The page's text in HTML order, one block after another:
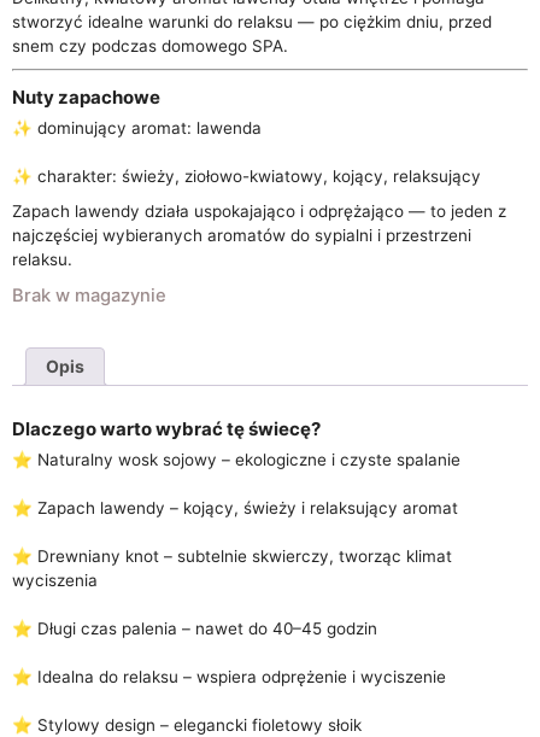
stworzyć idealne warunki do relaksu — po ciężkim dniu, przed
snem czy podczas domowego SPA.
Nuty zapachowe
✨ dominujący aromat: lawenda
✨ charakter: świeży, ziołowo-kwiatowy, kojący, relaksujący
Zapach lawendy działa uspokajająco i odprężająco — to jeden z
najczęściej wybieranych aromatów do sypialni i przestrzeni
relaksu.
Brak w magazynie
Opis
Dlaczego warto wybrać tę świecę?
⭐ Naturalny wosk sojowy – ekologiczne i czyste spalanie
⭐ Zapach lawendy – kojący, świeży i relaksujący aromat
⭐ Drewniany knot – subtelnie skwierczy, tworząc klimat
wyciszenia
⭐ Długi czas palenia – nawet do 40–45 godzin
⭐ Idealna do relaksu – wspiera odprężenie i wyciszenie
⭐ Stylowy design – elegancki fioletowy słoik